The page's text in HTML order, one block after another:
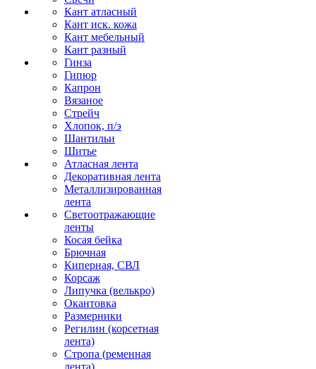
Кант атласный
Кант иск. кожа
Кант мебельный
Кант разный
Гинза
Гипюр
Капрон
Вязаное
Стрейч
Хлопок, п/э
Шантильи
Шитье
Атласная лента
Декоративная лента
Металлизированная
лента
Светоотражающие
ленты
Косая бейка
Брючная
Киперная, СВЛ
Корсаж
Липучка (велькро)
Окантовка
Размерники
Регилин (корсетная
лента)
Стропа (ременная
лента)